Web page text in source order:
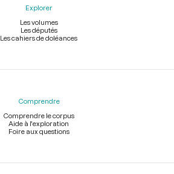
Explorer
Les volumes
Les députés
Les cahiers de doléances
Comprendre
Comprendre le corpus
Aide à l'exploration
Foire aux questions